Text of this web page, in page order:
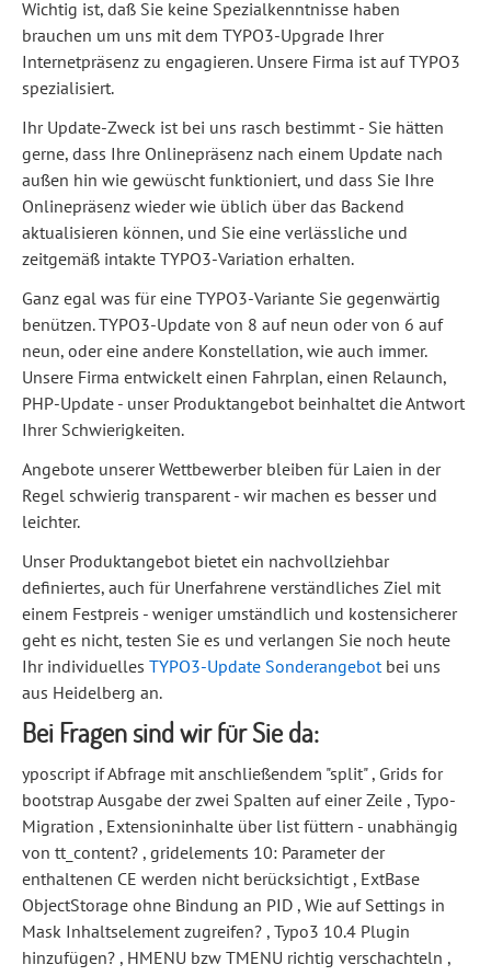
Wichtig ist, daß Sie keine Spezialkenntnisse haben
brauchen um uns mit dem TYPO3-Upgrade Ihrer
Internetpräsenz zu engagieren. Unsere Firma ist auf TYPO3
spezialisiert.
Ihr Update-Zweck ist bei uns rasch bestimmt - Sie hätten
gerne, dass Ihre Onlinepräsenz nach einem Update nach
außen hin wie gewüscht funktioniert, und dass Sie Ihre
Onlinepräsenz wieder wie üblich über das Backend
aktualisieren können, und Sie eine verlässliche und
zeitgemäß intakte TYPO3-Variation erhalten.
Ganz egal was für eine TYPO3-Variante Sie gegenwärtig
benützen. TYPO3-Update von 8 auf neun oder von 6 auf
neun, oder eine andere Konstellation, wie auch immer.
Unsere Firma entwickelt einen Fahrplan, einen Relaunch,
PHP-Update - unser Produktangebot beinhaltet die Antwort
Ihrer Schwierigkeiten.
Angebote unserer Wettbewerber bleiben für Laien in der
Regel schwierig transparent - wir machen es besser und
leichter.
Unser Produktangebot bietet ein nachvollziehbar
definiertes, auch für Unerfahrene verständliches Ziel mit
einem Festpreis - weniger umständlich und kostensicherer
geht es nicht, testen Sie es und verlangen Sie noch heute
Ihr individuelles TYPO3-Update Sonderangebotbei uns
aus Heidelberg an.
Bei Fragen sind wir für Sie da:
yposcript if Abfrage mit anschließendem "split" , Grids for
bootstrap Ausgabe der zwei Spalten auf einer Zeile , Typo-
Migration , Extensioninhalte über list füttern - unabhängig
von tt_content? , gridelements 10: Parameter der
enthaltenen CE werden nicht berücksichtigt , ExtBase
ObjectStorage ohne Bindung an PID , Wie auf Settings in
Mask Inhaltselement zugreifen? , Typo3 10.4 Plugin
hinzufügen? , HMENU bzw TMENU richtig verschachteln ,